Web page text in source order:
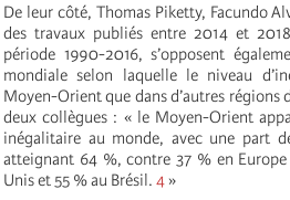
De leur côté, Thomas Piketty, Facundo
des travaux publiés entre 2014 et
période 1990-2016, s’opposent
mondiale selon laquelle le niveau
Moyen-Orient que dans d’autres régions
deux collègues : « le Moyen-Orient
inégalitaire au monde, avec une part
atteignant 64 %, contre 37 % en
Unis et 55 % au Brésil. 4»